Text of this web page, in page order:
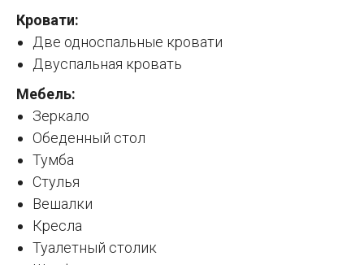
Кровати:
Две односпальные кровати
Двуспальная кровать
Мебель:
Зеркало
Обеденный стол
Тумба
Стулья
Вешалки
Кресла
Туалетный столик